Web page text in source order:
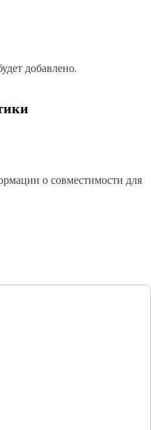
добавлено.
о совместимости для